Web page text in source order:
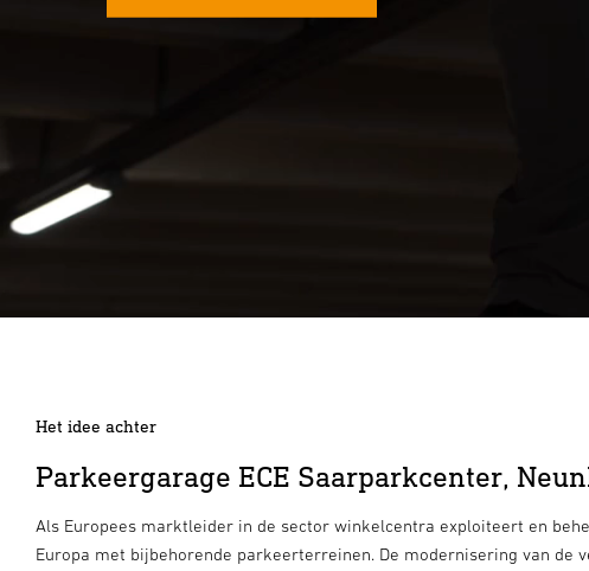
Het idee achter
Parkeergarage ECE Saarparkcenter,
Als Europees marktleider in de sector winkelcentra exploiteert en
Europa met bijbehorende parkeerterreinen. De modernisering van de